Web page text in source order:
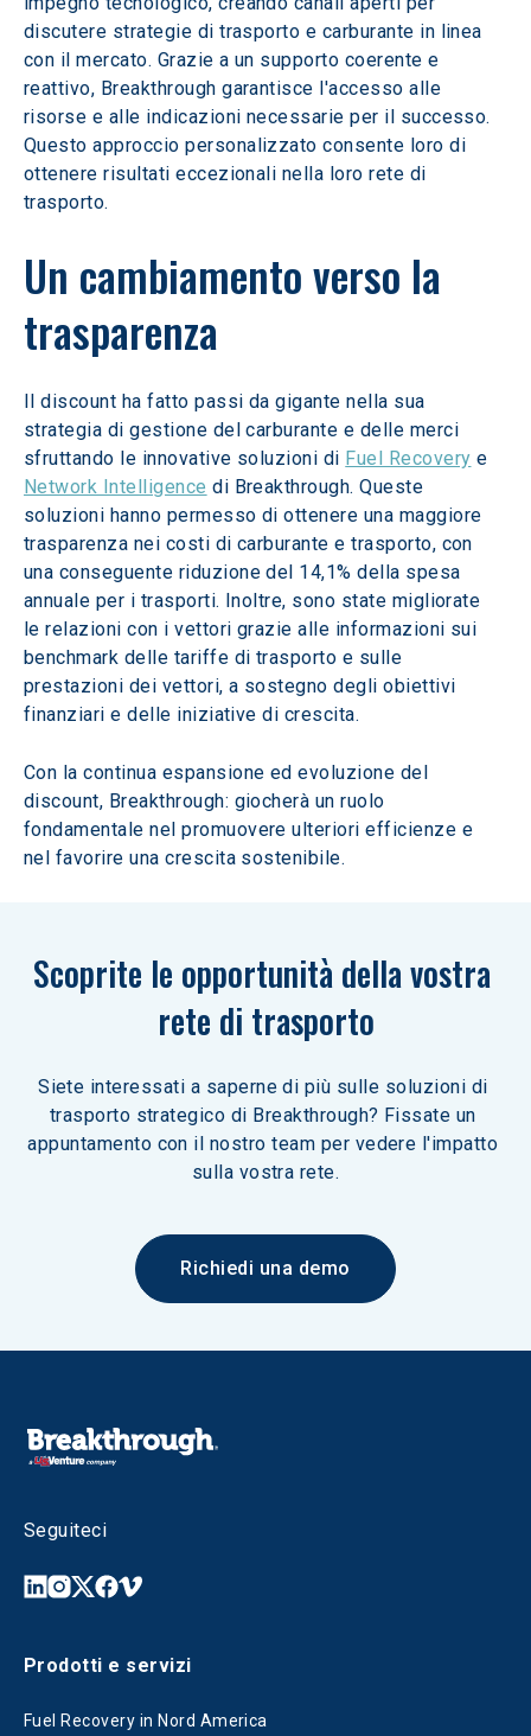
discutere strategie di trasporto e carburante in linea
con il mercato. Grazie a un supporto coerente e
reattivo, Breakthrough garantisce l'accesso alle
risorse e alle indicazioni necessarie per il successo.
Questo approccio personalizzato consente loro di
ottenere risultati eccezionali nella loro rete di
trasporto.
Un cambiamento verso la
trasparenza
Il discount ha fatto passi da gigante nella sua
strategia di gestione del carburante e delle merci
sfruttando le innovative soluzioni di Fuel Recovery e
Network Intelligence di Breakthrough. Queste
soluzioni hanno permesso di ottenere una maggiore
trasparenza nei costi di carburante e trasporto, con
una conseguente riduzione del 14,1% della spesa
annuale per i trasporti. Inoltre, sono state migliorate
le relazioni con i vettori grazie alle informazioni sui
benchmark delle tariffe di trasporto e sulle
prestazioni dei vettori, a sostegno degli obiettivi
finanziari e delle iniziative di crescita.
Con la continua espansione ed evoluzione del
discount, Breakthrough: giocherà un ruolo
fondamentale nel promuovere ulteriori efficienze e
nel favorire una crescita sostenibile.
Scoprite le opportunità della vostra
rete di trasporto
Siete interessati a saperne di più sulle soluzioni di
trasporto strategico di Breakthrough? Fissate un
appuntamento con il nostro team per vedere l'impatto
sulla vostra rete.
Richiedi una demo
Seguiteci
Prodotti e servizi
Fuel Recovery in Nord America